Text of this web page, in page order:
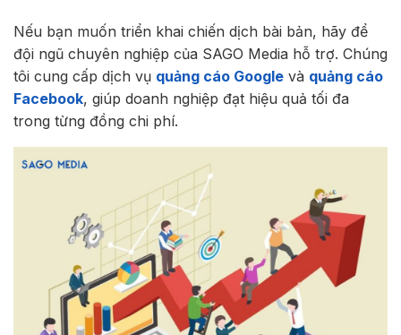
Nếu bạn muốn triển khai chiến dịch bài bản, hãy để
đội ngũ chuyên nghiệp của SAGO Media hỗ trợ. Chúng
tôi cung cấp dịch vụ quảng cáo Google và quảng cáo
Facebook, giúp doanh nghiệp đạt hiệu quả tối đa
trong từng đồng chi phí.